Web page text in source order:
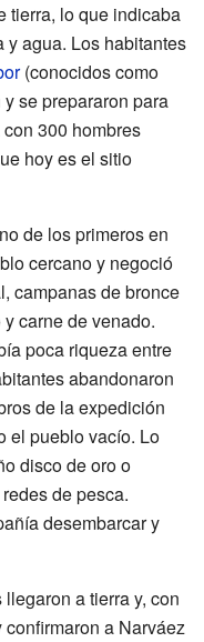
tierra, lo que indicaba
y agua. Los habitantes
(conocidos como
se prepararon para
300 hombres
hoy es el sitio
de los primeros en
cercano y negoció
campanas de bronce
carne de venado.
poca riqueza entre
abandonaron
de la expedición
el pueblo vacío. Lo
disco de oro o
de pesca.
desembarcar y
a tierra y, con
a Narváez